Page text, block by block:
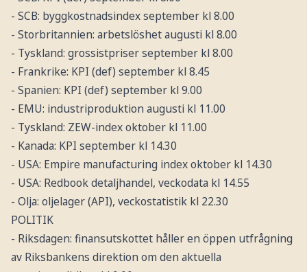
- SCB: byggkostnadsindex september kl 8.00
- Storbritannien: arbetslöshet augusti kl 8.00
- Tyskland: grossistpriser september kl 8.00
- Frankrike: KPI (def) september kl 8.45
- Spanien: KPI (def) september kl 9.00
- EMU: industriproduktion augusti kl 11.00
- Tyskland: ZEW-index oktober kl 11.00
- Kanada: KPI september kl 14.30
- USA: Empire manufacturing index oktober kl 14.30
- USA: Redbook detaljhandel, veckodata kl 14.55
- Olja: oljelager (API), veckostatistik kl 22.30
POLITIK
- Riksdagen: finansutskottet håller en öppen utfrågning
av Riksbankens direktion om den aktuella